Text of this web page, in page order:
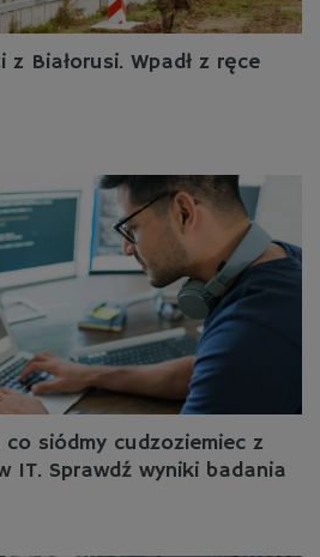
z Białorusi. Wpadł z ręce
co siódmy cudzoziemiec z
IT. Sprawdź wyniki badania